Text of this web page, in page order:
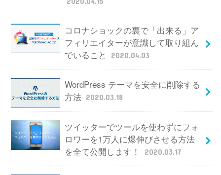
コロナショックの裏で「出来る」ア
フィリエイターが意識して取り組ん
でいること
2020.04.03
WordPress テーマを安全に削除する
方法 2020.03.18
ツイッターでツールを使わずにフォ
ロワーを1万人に爆伸びさせる方法
を全て公開します！
2020.03.17